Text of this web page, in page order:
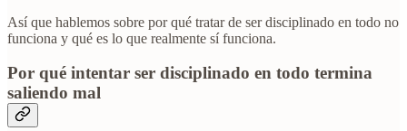
Así que hablemos sobre por qué tratar de ser disciplinado en todo no
funciona y qué es lo que realmente sí funciona.
Por qué intentar ser disciplinado en todo termina
saliendo mal